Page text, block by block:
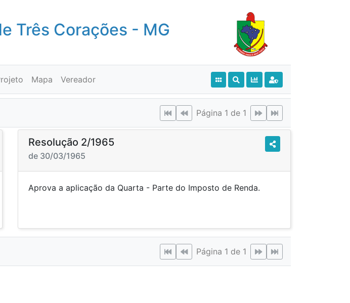
Três Corações - MG
Mapa Vereador
Página 1 de 1
Resolução 2/1965
de 30/03/1965
Aprova a aplicação da Quarta - Parte do Imposto de Renda.
Página 1 de 1